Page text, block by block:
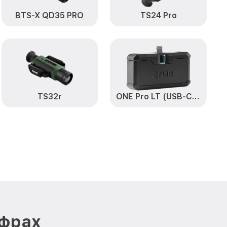
от 850₽ Заказать
Заказать
FLIR Заказать
BTS-X QD35 PRO TS24 Pro
TS32r ONE Pro LT (USB-C) (на базе Android) 435001303